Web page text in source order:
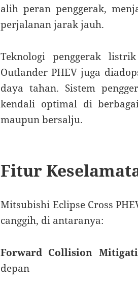
alih peran penggerak,
perjalanan jarak jauh.
Teknologi penggerak
Outlander PHEV juga
daya tahan. Sistem
kendali optimal di
maupun bersalju.
Fitur
Mitsubishi Eclipse Cross
canggih, di antaranya:
Forward Collision
depan